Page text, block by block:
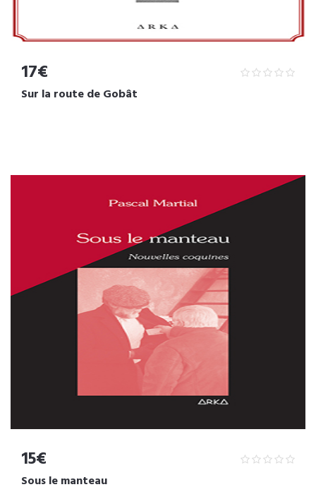
17€
Sur la route de Gobât
15€
Sous le manteau